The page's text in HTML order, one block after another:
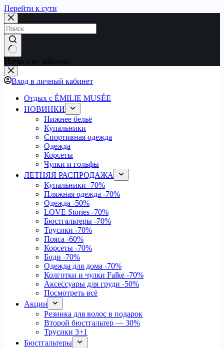
Перейти к сути
Ничего не найдено
Вход в личный кабинет
Отдых с ÉMILIE MUSÉE
НОВИНКИ
Нижнее бельё
Купальники
Спортивная одежда
Одежда
Корсеты
Чулки и гольфы
ЛЕТНЯЯ РАСПРОДАЖА
Купальники -70%
Пляжная одежда -70%
Одежда -50%
LOVE Stories -70%
Бюстгальтеры -70%
Трусики -70%
Пояса -60%
Корсеты -70%
Боди -70%
Одежда для дома -70%
Колготки и чулки Falke -70%
Аксессуары для груди -50%
Посмотреть всё
Акции
Резинка для волос в подарок
Второй бюстгальтер — 30%
Трусики 3+1
Бюстгальтеры